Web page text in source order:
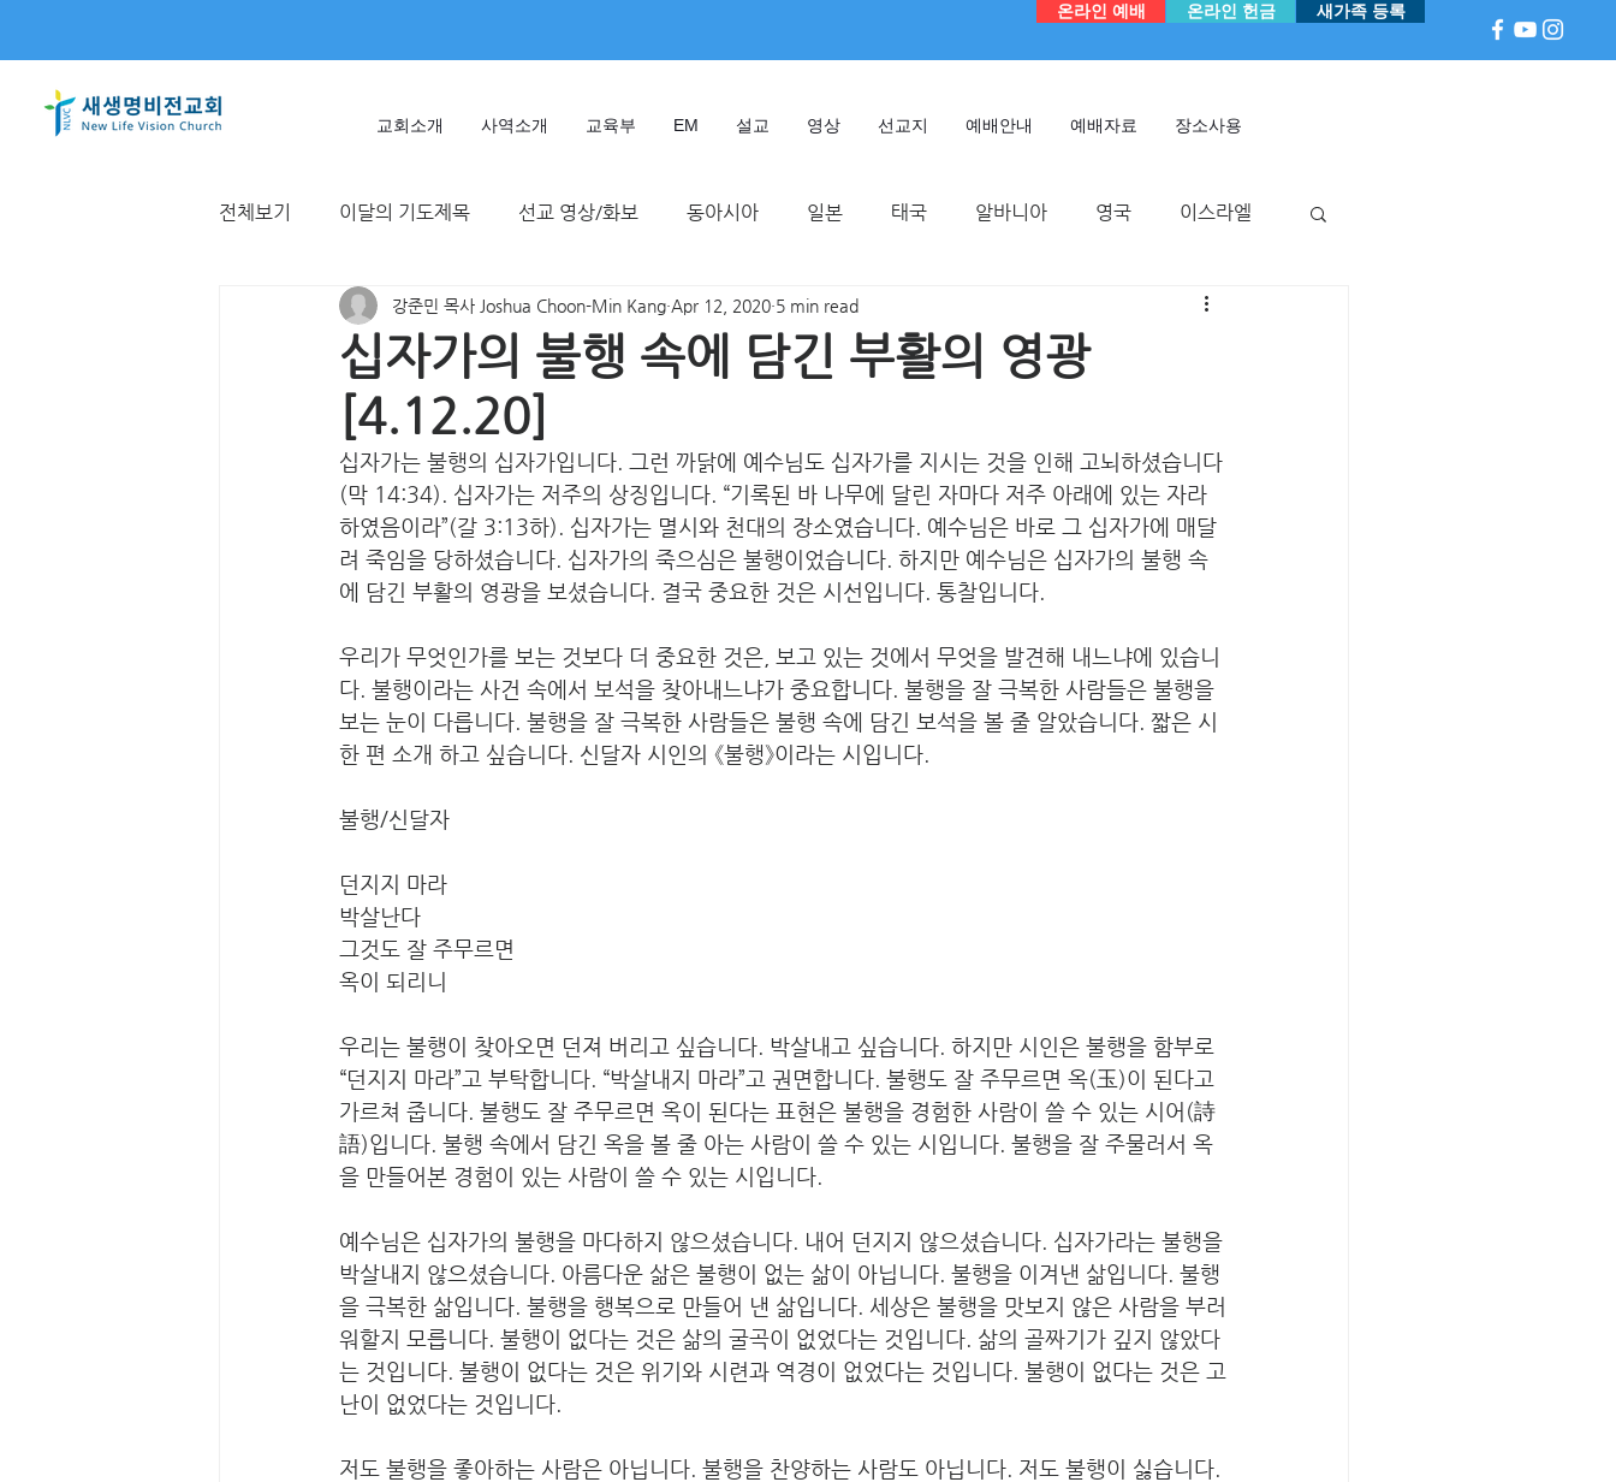
교회소개 사역소개 교육부 EM 설교 영상 선교지 예배안내 예배자료 장소사용
온라인 헌금 새가족 등록
온라인 예배
전체보기 이달의 기도제목 선교 영상/화보 동아시아 일본 태국 알바니아 영국 이스라엘
불가리아 | 터키 독일 대만 디모데 성경 연구원
EWC 대한민국
십자가의 불행 속에 담긴 부활의 영광
[4.12.20]
강준민 목사 Joshua Choon-Min Kang Apr 12, 2020 5 min read
십자가는 불행의 십자가입니다. 그런 까닭에 예수님도 십자가를 지시는 것을 인해 고뇌하셨습니다
(막 14:34). 십자가는 저주의 상징입니다. “기록된 바 나무에 달린 자마다 저주 아래에 있는 자라
하였음이라”(갈 3:13하). 십자가는 멸시와 천대의 장소였습니다. 예수님은 바로 그 십자가에 매달
려 죽임을 당하셨습니다. 십자가의 죽으심은 불행이었습니다. 하지만 예수님은 십자가의 불행 속
에 담긴 부활의 영광을 보셨습니다. 결국 중요한 것은 시선입니다. 통찰입니다.
우리가 무엇인가를 보는 것보다 더 중요한 것은, 보고 있는 것에서 무엇을 발견해 내느냐에 있습니
다. 불행이라는 사건 속에서 보석을 찾아내느냐가 중요합니다. 불행을 잘 극복한 사람들은 불행을
보는 눈이 다릅니다. 불행을 잘 극복한 사람들은 불행 속에 담긴 보석을 볼 줄 알았습니다. 짧은 시
한 편 소개 하고 싶습니다. 신달자 시인의 《불행》이라는 시입니다.
불행/신달자
던지지 마라
박살난다
그것도 잘 주무르면
옥이 되리니
우리는 불행이 찾아오면 던져 버리고 싶습니다. 박살내고 싶습니다. 하지만 시인은 불행을 함부로
“던지지 마라”고 부탁합니다. “박살내지 마라”고 권면합니다. 불행도 잘 주무르면 옥(玉)이 된다고
가르쳐 줍니다. 불행도 잘 주무르면 옥이 된다는 표현은 불행을 경험한 사람이 쓸 수 있는 시어(詩
語)입니다. 불행 속에서 담긴 옥을 볼 줄 아는 사람이 쓸 수 있는 시입니다. 불행을 잘 주물러서 옥
을 만들어본 경험이 있는 사람이 쓸 수 있는 시입니다.
예수님은 십자가의 불행을 마다하지 않으셨습니다. 내어 던지지 않으셨습니다. 십자가라는 불행을
박살내지 않으셨습니다. 아름다운 삶은 불행이 없는 삶이 아닙니다. 불행을 이겨낸 삶입니다. 불행
을 극복한 삶입니다. 불행을 행복으로 만들어 낸 삶입니다. 세상은 불행을 맛보지 않은 사람을 부러
워할지 모릅니다. 불행이 없다는 것은 삶의 굴곡이 없었다는 것입니다. 삶의 골짜기가 깊지 않았다
는 것입니다. 불행이 없다는 것은 위기와 시련과 역경이 없었다는 것입니다. 불행이 없다는 것은 고
난이 없었다는 것입니다.
저도 불행을 좋아하는 사람은 아닙니다. 불행을 찬양하는 사람도 아닙니다. 저도 불행이 싫습니다.